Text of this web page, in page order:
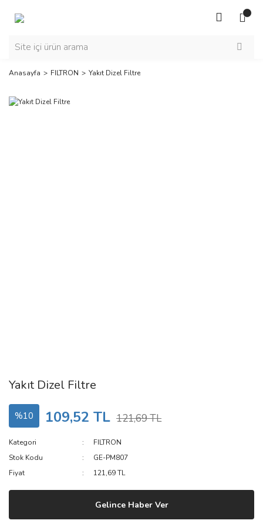
Anasayfa FILTRON Yakıt Dizel Filtre
Yakıt Dizel Filtre
%10 109,52 TL 121,69 TL
Kategori
FILTRON
Stok Kodu
GE-PM807
Fiyat
121,69 TL
Gelince Haber Ver